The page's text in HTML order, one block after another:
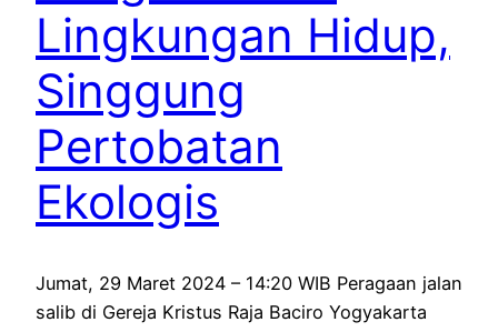
Lingkungan Hidup,
Singgung
Pertobatan
Ekologis
Jumat, 29 Maret 2024 – 14:20 WIB Peragaan jalan
salib di Gereja Kristus Raja Baciro Yogyakarta